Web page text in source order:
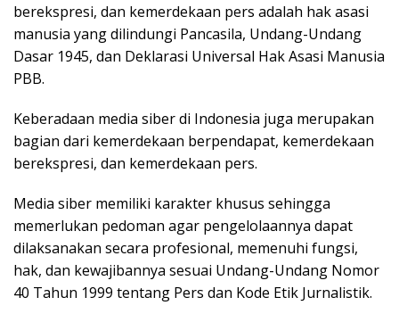
berekspresi, dan kemerdekaan pers adalah hak asasi
manusia yang dilindungi Pancasila, Undang-Undang
Dasar 1945, dan Deklarasi Universal Hak Asasi Manusia
PBB.
Keberadaan media siber di Indonesia juga merupakan
bagian dari kemerdekaan berpendapat, kemerdekaan
berekspresi, dan kemerdekaan pers.
Media siber memiliki karakter khusus sehingga
memerlukan pedoman agar pengelolaannya dapat
dilaksanakan secara profesional, memenuhi fungsi,
hak, dan kewajibannya sesuai Undang-Undang Nomor
40 Tahun 1999 tentang Pers dan Kode Etik Jurnalistik.